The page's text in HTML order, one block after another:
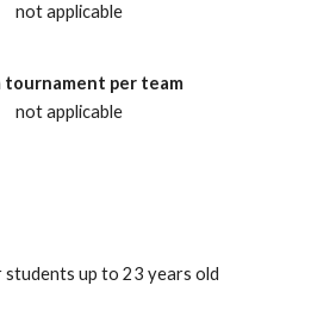
not applicable
tournament per team
not applicable
up to 23 years old